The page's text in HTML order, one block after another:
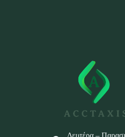
Δευτέρα –